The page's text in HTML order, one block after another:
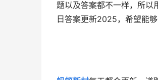
题以及答案都不一样，所以
日答案更新2025，希望能